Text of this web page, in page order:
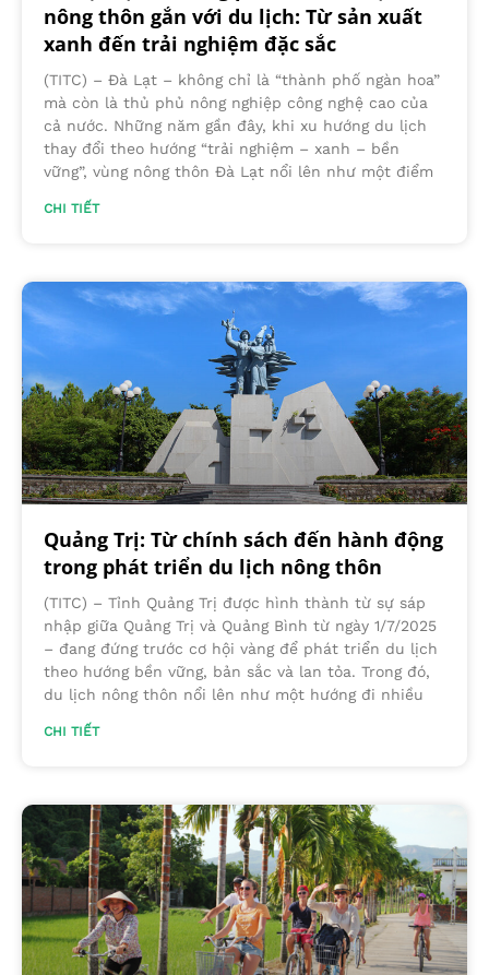
nông thôn gắn với du lịch: Từ sản xuất
xanh đến trải nghiệm đặc sắc
(TITC) – Đà Lạt – không chỉ là “thành phố ngàn hoa”
mà còn là thủ phủ nông nghiệp công nghệ cao của
cả nước. Những năm gần đây, khi xu hướng du lịch
thay đổi theo hướng “trải nghiệm – xanh – bền
vững”, vùng nông thôn Đà Lạt nổi lên như một điểm
CHI TIẾT
Quảng Trị: Từ chính sách đến hành động
trong phát triển du lịch nông thôn
(TITC) – Tỉnh Quảng Trị được hình thành từ sự sáp
nhập giữa Quảng Trị và Quảng Bình từ ngày 1/7/2025
– đang đứng trước cơ hội vàng để phát triển du lịch
theo hướng bền vững, bản sắc và lan tỏa. Trong đó,
du lịch nông thôn nổi lên như một hướng đi nhiều
CHI TIẾT